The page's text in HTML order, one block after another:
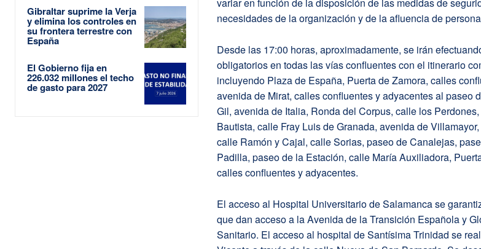
Gibraltar suprime la Verja
y elimina los controles en
su frontera terrestre con
España
El Gobierno fija en
226.032 millones el techo
de gasto para 2027
variar en función de la disposición de las medidas de
necesidades de la organización y de la afluencia de
Desde las 17:00 horas, aproximadamente, se irán
obligatorios en todas las vías confluentes con el itinerario
incluyendo Plaza de España, Puerta de Zamora, calles
avenida de Mirat, calles confluentes y adyacentes al paseo
Gil, avenida de Italia, Ronda del Corpus, calle los
Bautista, calle Fray Luis de Granada, avenida de
calle Ramón y Cajal, calle Sorias, paseo de Canalejas,
Padilla, paseo de la Estación, calle María Auxiliadora,
calles confluentes y adyacentes.
El acceso al Hospital Universitario de Salamanca se
que dan acceso a la Avenida de la Transición Española y
Sanitario. El acceso al hospital de Santísima Trinidad se